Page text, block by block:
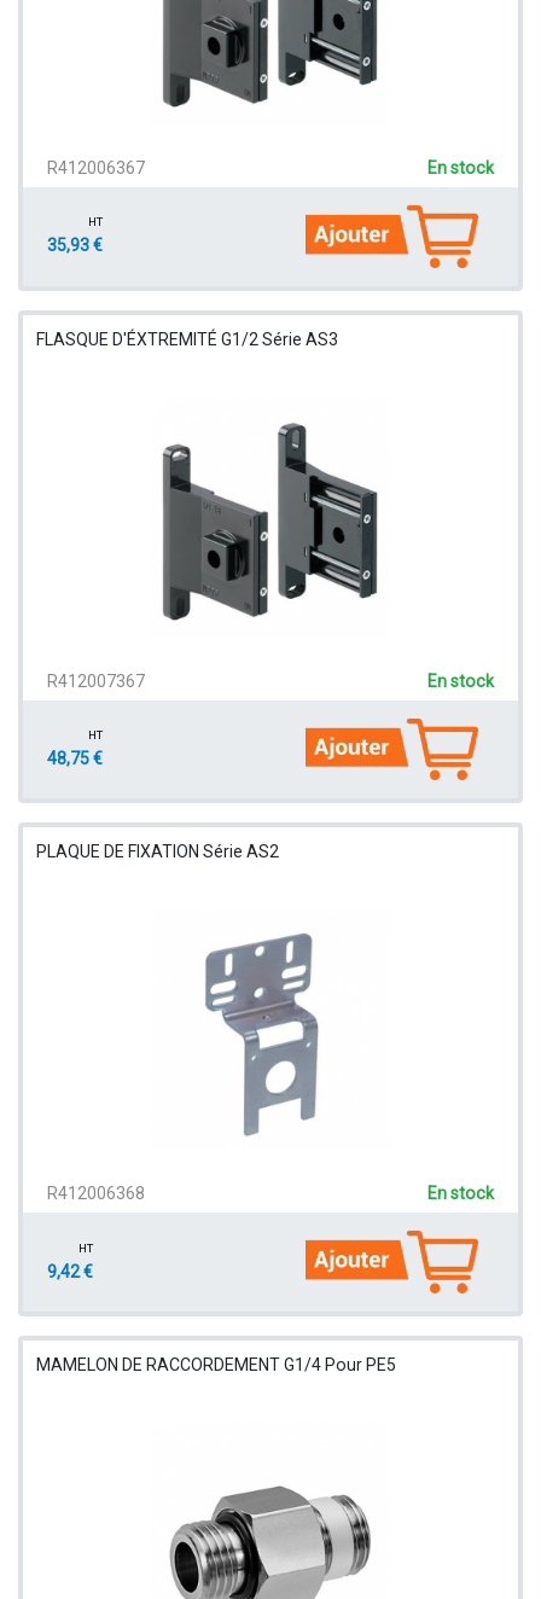
R412006367 En stock
HT
35,93 €
FLASQUE D'ÉXTREMITÉ G1/2 Série AS3
R412007367 En stock
HT
48,75 €
PLAQUE DE FIXATION Série AS2
R412006368 En stock
HT
9,42 €
MAMELON DE RACCORDEMENT G1/4 Pour PE5